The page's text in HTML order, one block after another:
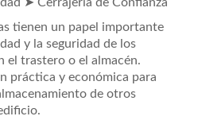
tienen un papel importante
y la seguridad de los
el trastero o el almacén.
práctica y económica para
de otros